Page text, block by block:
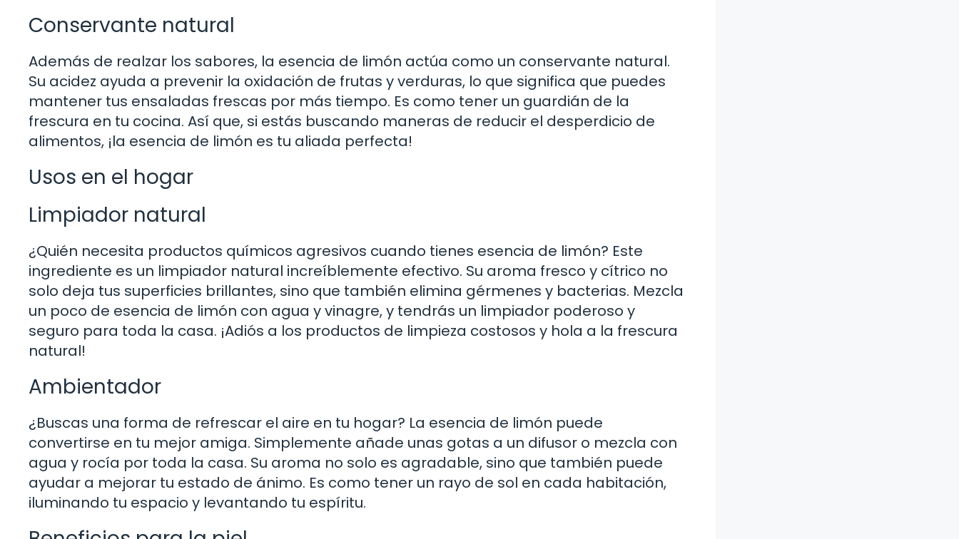
Conservante natural
Además de realzar los sabores, la esencia de limón actúa como un conservante natural.
Su acidez ayuda a prevenir la oxidación de frutas y verduras, lo que significa que puedes
mantener tus ensaladas frescas por más tiempo. Es como tener un guardián de la
frescura en tu cocina. Así que, si estás buscando maneras de reducir el desperdicio de
alimentos, ¡la esencia de limón es tu aliada perfecta!
Usos en el hogar
Limpiador natural
¿Quién necesita productos químicos agresivos cuando tienes esencia de limón? Este
ingrediente es un limpiador natural increíblemente efectivo. Su aroma fresco y cítrico no
solo deja tus superficies brillantes, sino que también elimina gérmenes y bacterias. Mezcla
un poco de esencia de limón con agua y vinagre, y tendrás un limpiador poderoso y
seguro para toda la casa. ¡Adiós a los productos de limpieza costosos y hola a la frescura
natural!
Ambientador
¿Buscas una forma de refrescar el aire en tu hogar? La esencia de limón puede
convertirse en tu mejor amiga. Simplemente añade unas gotas a un difusor o mezcla con
agua y rocía por toda la casa. Su aroma no solo es agradable, sino que también puede
ayudar a mejorar tu estado de ánimo. Es como tener un rayo de sol en cada habitación,
iluminando tu espacio y levantando tu espíritu.